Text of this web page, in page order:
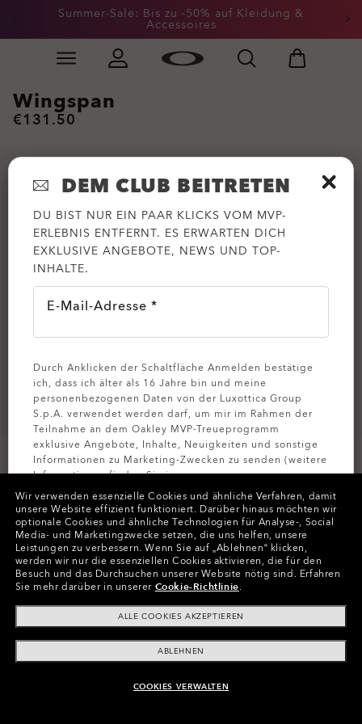
Skip to
Summer-Sale: Bis zu -50% auf Kleidung &
Accessoires
Slide 2 of 3. Summer-Sale: Bis zu -50% auf Kleidung &
GLÄSER AUSWÄHLEN
Wingspan
€131.50
Farben (1) GestellPewter
Größe:Eine Größe für alle
PassformSchmale - Verstellbare Nasenpads
Größenanleitung ansehen
Wir verwenden essenzielle Cookies und ähnliche Verfahren, damit
unsere Website effizient funktioniert. Darüber hinaus möchten wir
optionale Cookies und ähnliche Technologien für Analyse-, Social
Media- und Marketingzwecke setzen, die uns helfen, unsere
Leistungen zu verbessern. Wenn Sie auf „Ablehnen“ klicken,
werden wir nur die essenziellen Cookies aktivieren, die für den
Besuch und das Durchsuchen unserer Website nötig sind. Erfahren
Sie mehr darüber in unserer Cookie-Richtlinie.
ALLE COOKIES AKZEPTIEREN
ABLEHNEN
COOKIES VERWALTEN
DEM CLUB BEITRETEN
DU BIST NUR EIN PAAR KLICKS VOM MVP-
ERLEBNIS ENTFERNT. ES ERWARTEN DICH
EXKLUSIVE ANGEBOTE, NEWS UND TOP-
INHALTE.
E-Mail-Adresse *
Durch Anklicken der Schaltfläche Anmelden bestätige
ich, dass ich älter als 16 Jahre bin und meine
personenbezogenen Daten von der Luxottica Group
S.p.A. verwendet werden darf, um mir im Rahmen der
Teilnahme an dem Oakley MVP-Treueprogramm
exklusive Angebote, Inhalte, Neuigkeiten und sonstige
Informationen zu Marketing-Zwecken zu senden (weitere
Informationen finden Sie in unserer
Datenschutzbestimmungen ).
MELDEN SIE